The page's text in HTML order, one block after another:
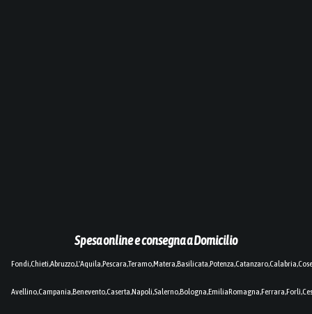
Spesa online e consegna a Domicilio